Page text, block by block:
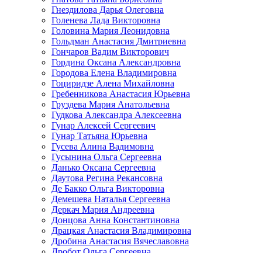
Гнездилова Дарья Олеговна
Голенева Лада Викторовна
Головина Мария Леонидовна
Гольдман Анастасия Дмитриевна
Гончаров Вадим Викторович
Гордина Оксана Александровна
Городова Елена Владимировна
Гоциридзе Алена Михайловна
Гребенникова Анастасия Юрьевна
Груздева Мария Анатольевна
Гудкова Александра Алексеевна
Гунар Алексей Сергеевич
Гунар Татьяна Юрьевна
Гусева Алина Вадимовна
Гусынина Ольга Сергеевна
Данько Оксана Сергеевна
Даутова Регина Рекансовна
Де Бакко Ольга Викторовна
Демешева Наталья Сергеевна
Деркач Мария Андреевна
Донцова Анна Константиновна
Драцкая Анастасия Владимировна
Дробина Анастасия Вячеславовна